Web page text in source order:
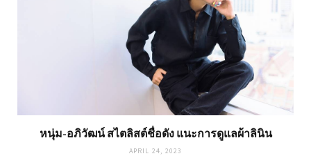
หนุ่ม-อภิวัฒน์ สไตลิสต์ชื่อดัง แนะการดูแลผ้าลินิน
APRIL 24, 2023